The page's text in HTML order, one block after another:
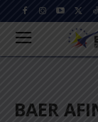
BAER